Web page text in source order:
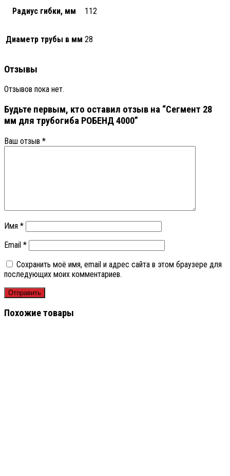
Радиус гибки, мм 112
Диаметр трубы в мм 28
Отзывы
Отзывов пока нет.
Будьте первым, кто оставил отзыв на “Сегмент 28
мм для трубогиба РОБЕНД 4000”
Ваш отзыв *
Имя *
Email *
Сохранить моё имя, email и адрес сайта в этом браузере для
последующих моих комментариев.
Похожие товары